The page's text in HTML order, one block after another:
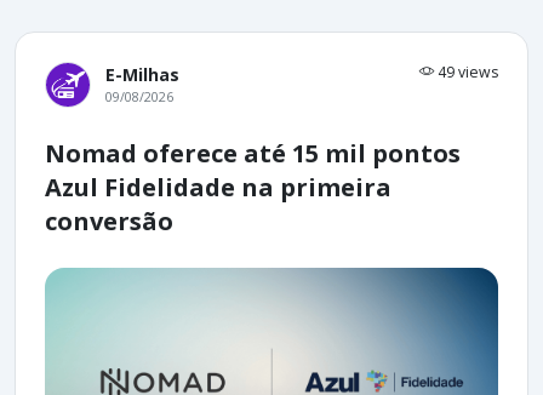
E-Milhas 49 views
09/08/2026
Nomad oferece até 15 mil pontos
Azul Fidelidade na primeira
conversão